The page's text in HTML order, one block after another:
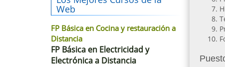
Web
FP Básica en Cocina y restauración a
Distancia
FP Básica en Electricidad y
Electrónica a Distancia